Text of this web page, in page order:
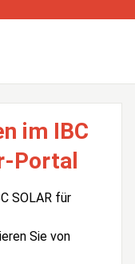
im IBC
Portal
SOLAR für
Sie von